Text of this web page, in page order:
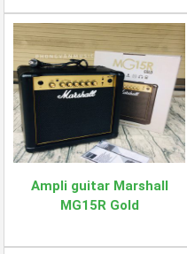
Ampli guitar Marshall
MG15R Gold